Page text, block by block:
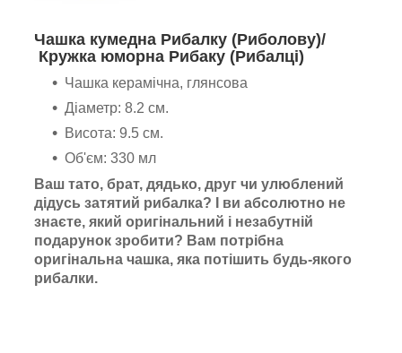
Чашка кумедна Рибалку (Риболову)/
Кружка юморна Рибаку (Рибалці)
Чашка керамічна, глянсова
Діаметр: 8.2 см.
Висота: 9.5 см.
Об'єм: 330 мл
Ваш тато, брат, дядько, друг чи улюблений
дідусь затятий рибалка? І ви абсолютно не
знаєте, який оригінальний і незабутній
подарунок зробити? Вам потрібна
оригінальна чашка, яка потішить будь-якого
рибалки.